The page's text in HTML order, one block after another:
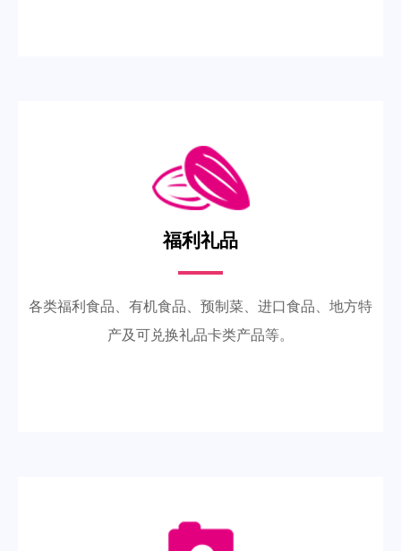
福利礼品
各类福利食品、有机食品、预制菜、进口食品、地方特
产及可兑换礼品卡类产品等。